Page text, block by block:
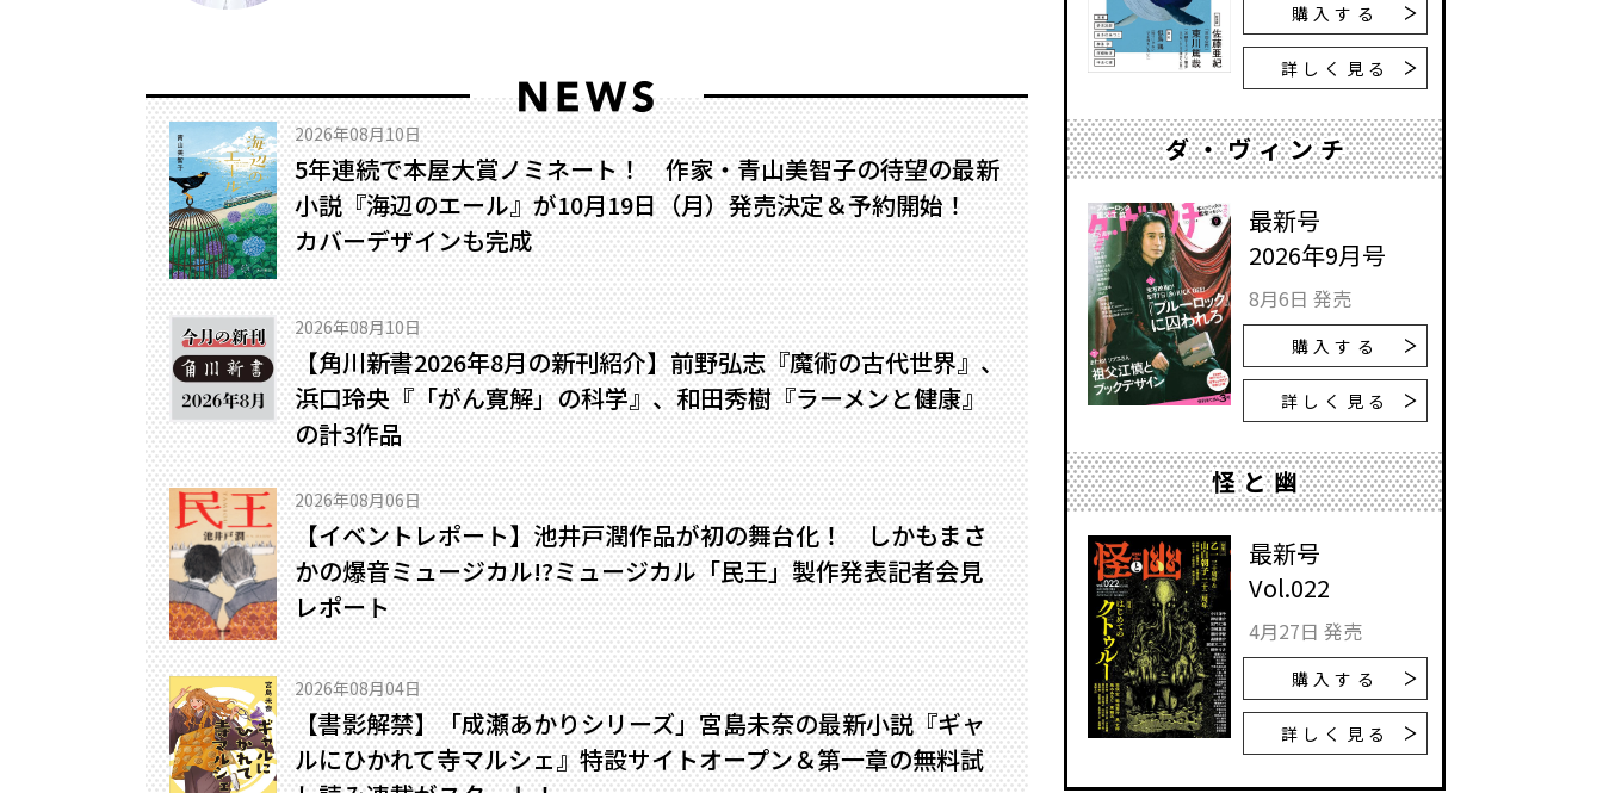
2026年08月10日
5年連続で本屋大賞ノミネート！ 作家・青山美智子の待望の最新
小説『海辺のエール』が10月19日（月）発売決定＆予約開始！
カバーデザインも完成
2026年08月10日
【角川新書2026年8月の新刊紹介】前野弘志『魔術の古代世界』、
浜口玲央『「がん寛解」の科学』、和田秀樹『ラーメンと健康』
の計3作品
2026年08月06日
【イベントレポート】池井戸潤作品が初の舞台化！ しかもまさ
かの爆音ミュージカル!?――ミュージカル「民王」製作発表記者会見
レポート
2026年08月04日
【書影解禁】「成瀬あかりシリーズ」宮島未奈の最新小説『ギャ
ルにひかれて寺マルシェ』特設サイトオープン＆第一章の無料試
購入する
詳しく見る
ダ・ヴィンチ
最新号
2026年9月号
8月6日 発売
購入する
詳しく見る
怪と幽
最新号
Vol.022
4月27日 発売
購入する
詳しく見る